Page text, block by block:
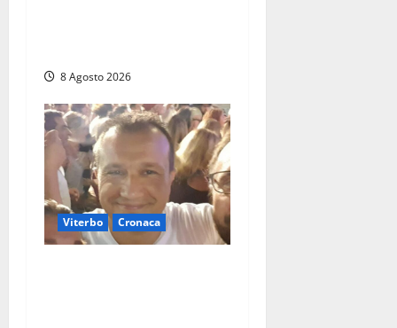
8 Agosto 2026
Viterbo Cronaca